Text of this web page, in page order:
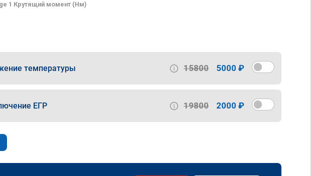
1 Крутящий момент (Нм)
температуры 15800 5000 ₽
ЕГР 19800 2000 ₽